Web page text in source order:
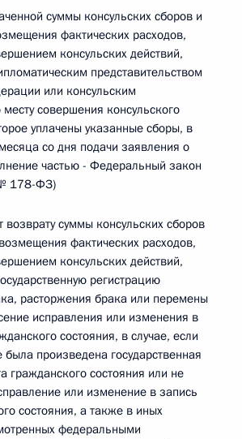
суммы консульских сборов и
фактических расходов,
консульских действий,
представительством
или консульским
совершения консульского
уплачены указанные сборы, в
со дня подачи заявления о
частью - Федеральный закон
178-ФЗ)
суммы консульских сборов
фактических расходов,
консульских действий,
регистрацию
расторжения брака или перемены
исправления или изменения в
состояния, в случае, если
была произведена государственная
гражданского состояния или не
или изменение в запись
состояния, а также в иных
федеральными